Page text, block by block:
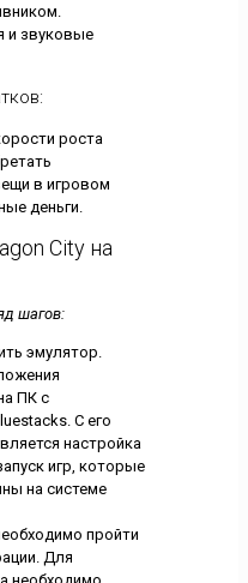
и звуковые
роста
в игровом
деньги.
City на
шагов:
эмулятор.
ПК с
С его
настройка
игр, которые
на системе
пройти
Для